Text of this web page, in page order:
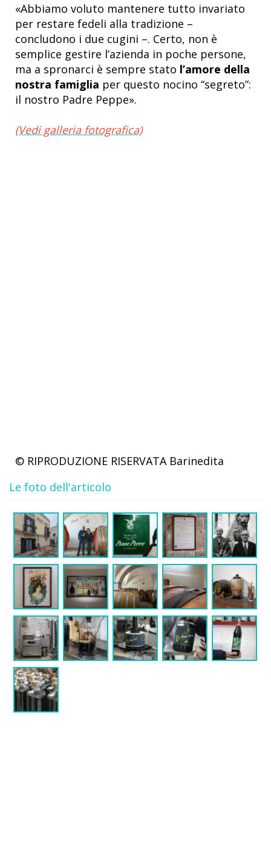
«Abbiamo voluto mantenere tutto invariato
per restare fedeli alla tradizione –
concludono i due cugini –. Certo, non è
semplice gestire l’azienda in poche persone,
ma a spronarci è sempre stato l’amore della
nostra famiglia per questo nocino “segreto”:
il nostro Padre Peppe».
(Vedi galleria fotografica)
© RIPRODUZIONE RISERVATA Barinedita
Le foto dell'articolo